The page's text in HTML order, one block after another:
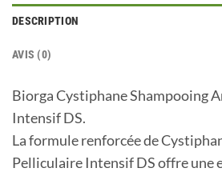
DESCRIPTION
AVIS (0)
Biorga Cystiphane Shampooing
Intensif DS.
La formule renforcée de
Pelliculaire Intensif DS offre une